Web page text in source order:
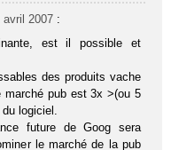
avril 2007 :
est il possible et
des produits vache
pub est 3x >(ou 5
logiciel.
future de Goog sera
le marché de la pub